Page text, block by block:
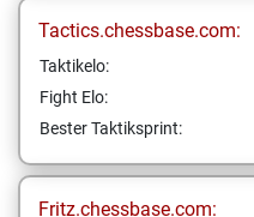
Tactics.chessbase.com:
Taktikelo:
Fight Elo:
Bester Taktiksprint:
Fritz.chessbase.com: